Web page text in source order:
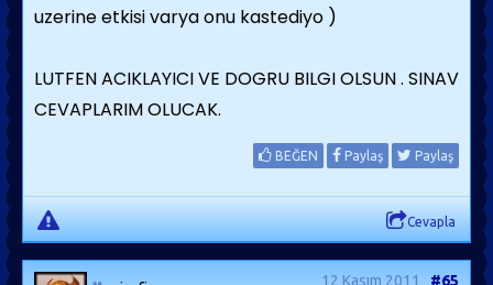
uzerine etkisi varya onu kastediyo )
LUTFEN ACIKLAYICI VE DOGRU BILGI OLSUN . SINAV
CEVAPLARIM OLUCAK.
BEĞEN Paylaş Paylaş
Cevapla
12 Kasım 2011 #65